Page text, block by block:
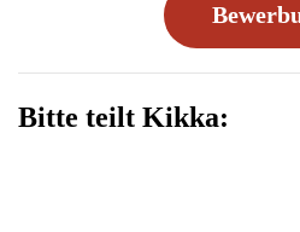
Bitte teilt Kikka: